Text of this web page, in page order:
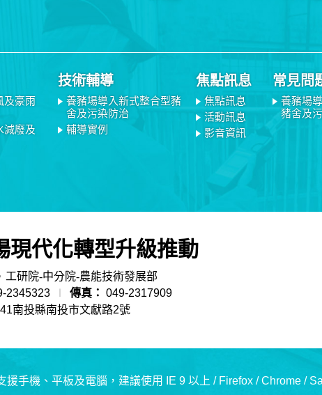
及豪雨
減廢及
技術輔導
養豬場導入新式整合型豬
舍及污染防治
輔導實例
焦點訊息
焦點訊息
活動訊息
影音資訊
常見問
養豬場
豬舍及
現代化轉型升級推動
工研院-中分院-農能技術發展部
2345323 傳真： 049-2317909
南投縣南投市文獻路2號
援手機、平板及電腦，建議使用 IE 9 以上 / Firefox / Chrome /